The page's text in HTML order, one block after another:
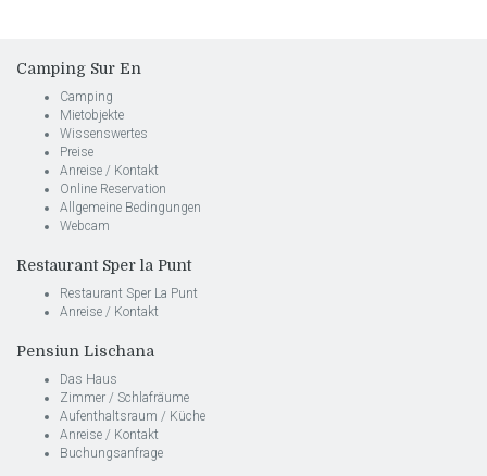
Camping Sur En
Camping
Mietobjekte
Wissenswertes
Preise
Anreise / Kontakt
Online Reservation
Allgemeine Bedingungen
Webcam
Restaurant Sper la Punt
Restaurant Sper La Punt
Anreise / Kontakt
Pensiun Lischana
Das Haus
Zimmer / Schlafräume
Aufenthaltsraum / Küche
Anreise / Kontakt
Buchungsanfrage